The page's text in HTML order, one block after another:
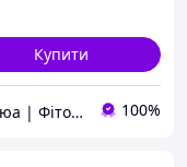
Купити
Фіто юа | Фітоаптека 100%